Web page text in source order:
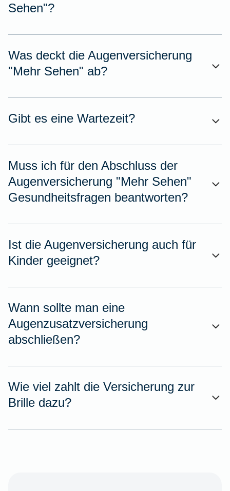
Sehen"?
Was deckt die Augenversicherung
"Mehr Sehen" ab?
Gibt es eine Wartezeit?
Muss ich für den Abschluss der
Augenversicherung "Mehr Sehen"
Gesundheitsfragen beantworten?
Ist die Augenversicherung auch für
Kinder geeignet?
Wann sollte man eine
Augenzusatzversicherung
abschließen?
Wie viel zahlt die Versicherung zur
Brille dazu?